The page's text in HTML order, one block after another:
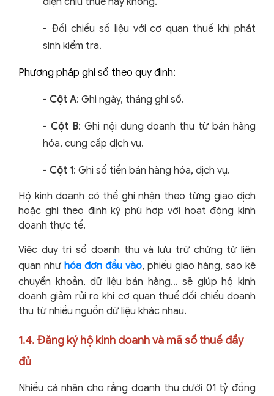
- Đối chiếu số liệu với cơ quan thuế khi phát
sinh kiểm tra.
Phương pháp ghi sổ theo quy định:
- Cột A: Ghi ngày, tháng ghi sổ.
- Cột B: Ghi nội dung doanh thu từ bán hàng
hóa, cung cấp dịch vụ.
- Cột 1: Ghi số tiền bán hàng hóa, dịch vụ.
Hộ kinh doanh có thể ghi nhận theo từng giao dịch
hoặc ghi theo định kỳ phù hợp với hoạt động kinh
doanh thực tế.
Việc duy trì sổ doanh thu và lưu trữ chứng từ liên
quan như hóa đơn đầu vào, phiếu giao hàng, sao kê
chuyển khoản, dữ liệu bán hàng… sẽ giúp hộ kinh
doanh giảm rủi ro khi cơ quan thuế đối chiếu doanh
thu từ nhiều nguồn dữ liệu khác nhau.
1.4. Đăng ký hộ kinh doanh và mã số thuế đầy
đủ
Nhiều cá nhân cho rằng doanh thu dưới 01 tỷ đồng